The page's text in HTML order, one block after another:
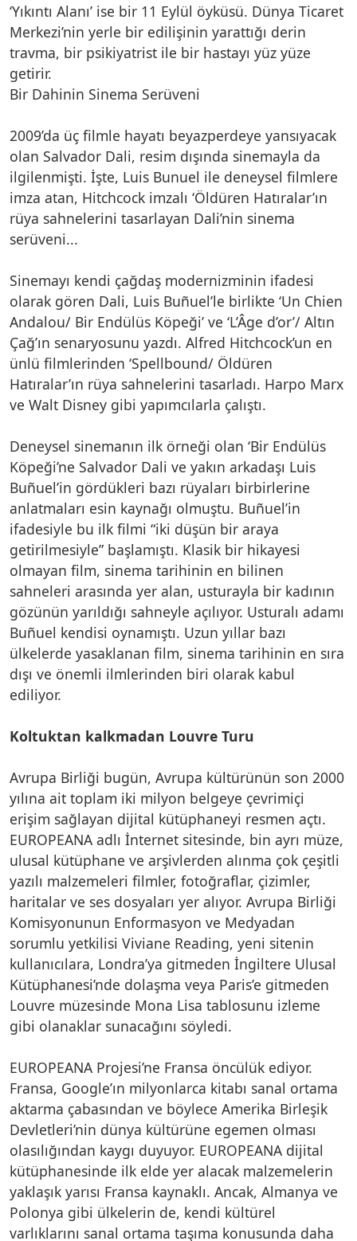
‘Yıkıntı Alanı’ ise bir 11 Eylül öyküsü. Dünya Ticaret
Merkezi’nin yerle bir edilişinin yarattığı derin
travma, bir psikiyatrist ile bir hastayı yüz yüze
getirir.
Bir Dahinin Sinema Serüveni
2009’da üç filmle hayatı beyazperdeye yansıyacak
olan Salvador Dali, resim dışında sinemayla da
ilgilenmişti. İşte, Luis Bunuel ile deneysel filmlere
imza atan, Hitchcock imzalı ‘Öldüren Hatıralar’ın
rüya sahnelerini tasarlayan Dali’nin sinema
serüveni...
Sinemayı kendi çağdaş modernizminin ifadesi
olarak gören Dali, Luis Buñuel’le birlikte ‘Un Chien
Andalou/ Bir Endülüs Köpeği’ ve ‘L’Âge d’or’/ Altın
Çağ’ın senaryosunu yazdı. Alfred Hitchcock’un en
ünlü filmlerinden ‘Spellbound/ Öldüren
Hatıralar’ın rüya sahnelerini tasarladı. Harpo Marx
ve Walt Disney gibi yapımcılarla çalıştı.
Deneysel sinemanın ilk örneği olan ‘Bir Endülüs
Köpeği’ne Salvador Dali ve yakın arkadaşı Luis
Buñuel’in gördükleri bazı rüyaları birbirlerine
anlatmaları esin kaynağı olmuştu. Buñuel’in
ifadesiyle bu ilk filmi “iki düşün bir araya
getirilmesiyle” başlamıştı. Klasik bir hikayesi
olmayan film, sinema tarihinin en bilinen
sahneleri arasında yer alan, usturayla bir kadının
gözünün yarıldığı sahneyle açılıyor. Usturalı adamı
Buñuel kendisi oynamıştı. Uzun yıllar bazı
ülkelerde yasaklanan film, sinema tarihinin en sıra
dışı ve önemli ilmlerinden biri olarak kabul
ediliyor.
Koltuktan kalkmadan Louvre Turu
Avrupa Birliği bugün, Avrupa kültürünün son 2000
yılına ait toplam iki milyon belgeye çevrimiçi
erişim sağlayan dijital kütüphaneyi resmen açtı.
EUROPEANA adlı İnternet sitesinde, bin ayrı müze,
ulusal kütüphane ve arşivlerden alınma çok çeşitli
yazılı malzemeleri filmler, fotoğraflar, çizimler,
haritalar ve ses dosyaları yer alıyor. Avrupa Birliği
Komisyonunun Enformasyon ve Medyadan
sorumlu yetkilisi Viviane Reading, yeni sitenin
kullanıcılara, Londra’ya gitmeden İngiltere Ulusal
Kütüphanesi’nde dolaşma veya Paris’e gitmeden
Louvre müzesinde Mona Lisa tablosunu izleme
gibi olanaklar sunacağını söyledi.
EUROPEANA Projesi’ne Fransa öncülük ediyor.
Fransa, Google’ın milyonlarca kitabı sanal ortama
aktarma çabasından ve böylece Amerika Birleşik
Devletleri’nin dünya kültürüne egemen olması
olasılığından kaygı duyuyor. EUROPEANA dijital
kütüphanesinde ilk elde yer alacak malzemelerin
yaklaşık yarısı Fransa kaynaklı. Ancak, Almanya ve
Polonya gibi ülkelerin de, kendi kültürel
varlıklarını sanal ortama taşıma konusunda daha